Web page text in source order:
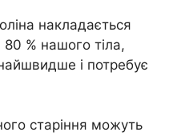
накладається
% нашого тіла,
і потребує
старіння можуть